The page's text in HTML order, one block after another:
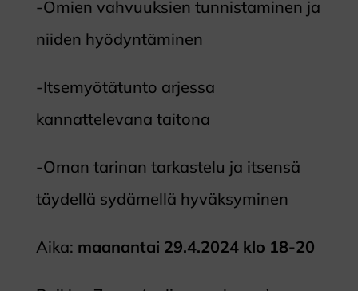
-Omien vahvuuksien tunnistaminen ja
niiden hyödyntäminen
-Itsemyötätunto arjessa
kannattelevana taitona
-Oman tarinan tarkastelu ja itsensä
täydellä sydämellä hyväksyminen
Aika: maanantai 29.4.2024 klo 18-20